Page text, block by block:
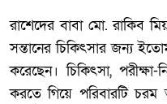
রাশেদের বাবা মো. রাকিব
সন্তানের চিকিৎসার জন্য
করেছেন। চিকিৎসা,
করতে গিয়ে পরিবারটি